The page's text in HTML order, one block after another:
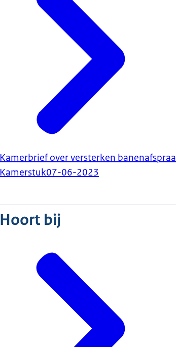
Kamerbrief over versterken
Kamerstuk07-06-2023
Hoort bij